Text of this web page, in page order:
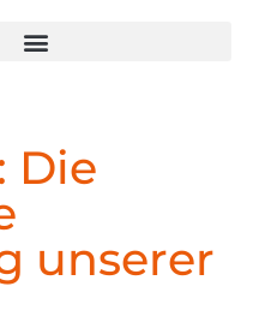
Die
unserer